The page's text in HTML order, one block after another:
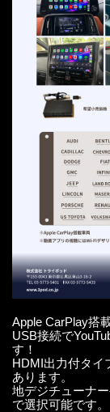
Apple CarPlay搭
USB接続で
す！
HDMI出力付タイ
あります。
地デジチューナ
で選択可能です。